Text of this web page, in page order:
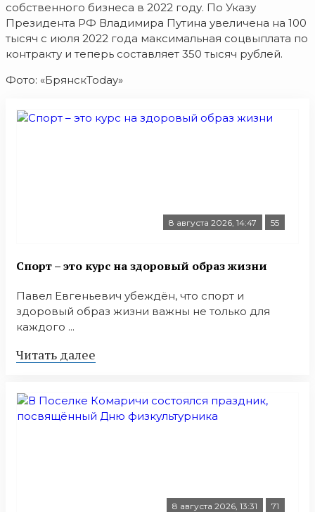
собственного бизнеса в 2022 году. По Указу
Президента РФ Владимира Путина увеличена на 100
тысяч с июля 2022 года максимальная соцвыплата по
контракту и теперь составляет 350 тысяч рублей.
Фото: «БрянскToday»
8 августа 2026, 14:47 55
Спорт – это курс на здоровый образ жизни
Павел Евгеньевич убеждён, что спорт и
здоровый образ жизни важны не только для
каждого ...
Читать далее
8 августа 2026, 13:31 71